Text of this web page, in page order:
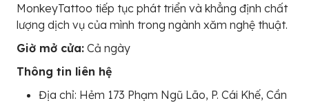
MonkeyTattoo tiếp tục phát triển và khẳng định chất
lượng dịch vụ của mình trong ngành xăm nghệ thuật.
Giờ mở cửa: Cả ngày
Thông tin liên hệ
Địa chỉ: Hẻm 173 Phạm Ngũ Lão, P. Cái Khế, Cần